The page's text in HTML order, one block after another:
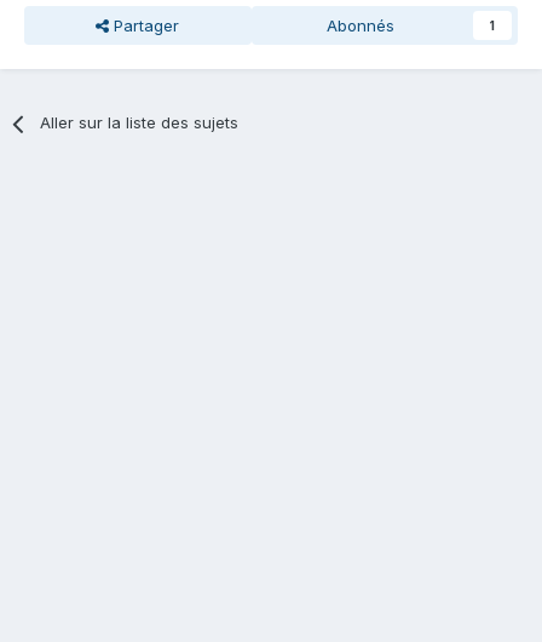
Partager Abonnés 1
Aller sur la liste des sujets